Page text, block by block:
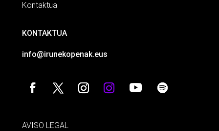
Kontaktua
KONTAKTUA
info@irunekopenak.eus
AVISO LEGAL